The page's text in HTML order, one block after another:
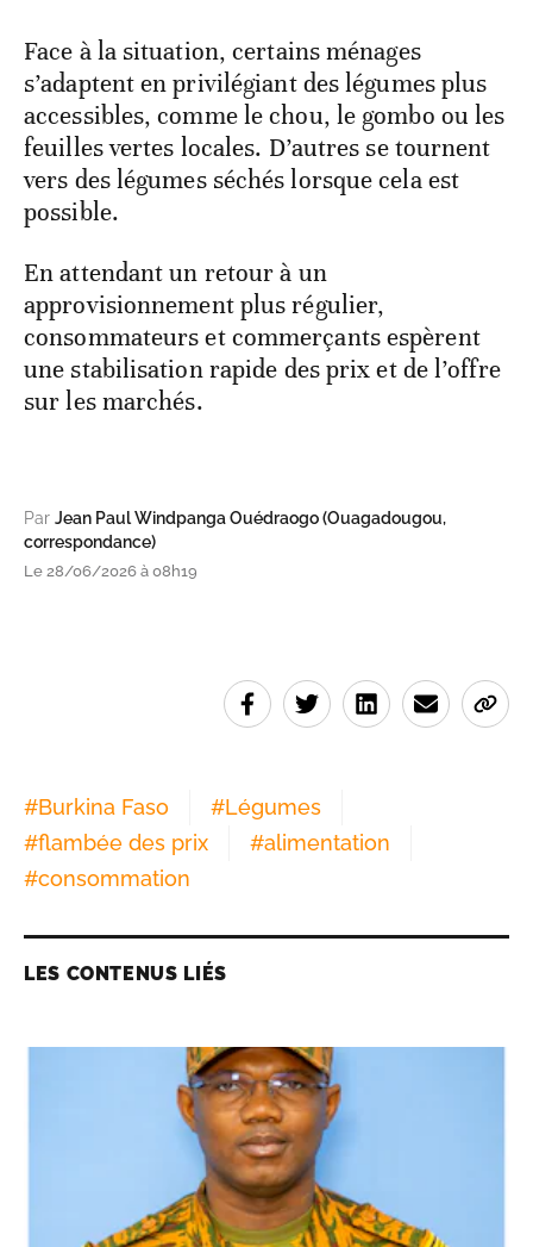
Face à la situation, certains ménages
s’adaptent en privilégiant des légumes plus
accessibles, comme le chou, le gombo ou les
feuilles vertes locales. D’autres se tournent
vers des légumes séchés lorsque cela est
possible.
En attendant un retour à un
approvisionnement plus régulier,
consommateurs et commerçants espèrent
une stabilisation rapide des prix et de l’offre
sur les marchés.
Par Jean Paul Windpanga Ouédraogo (Ouagadougou,
correspondance)
Le 28/06/2026 à 08h19
#Burkina Faso #Légumes
#flambée des prix #alimentation
#consommation
LES CONTENUS LIÉS